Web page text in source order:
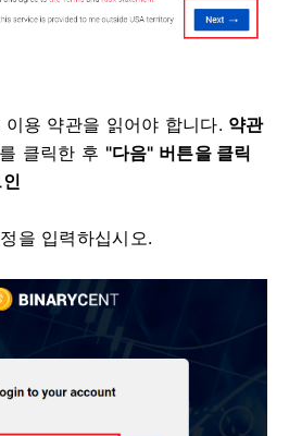
용 약관을 읽어야 합니다. 약관
클릭한 후 "다음" 버튼을 클릭
을 입력하십시오.